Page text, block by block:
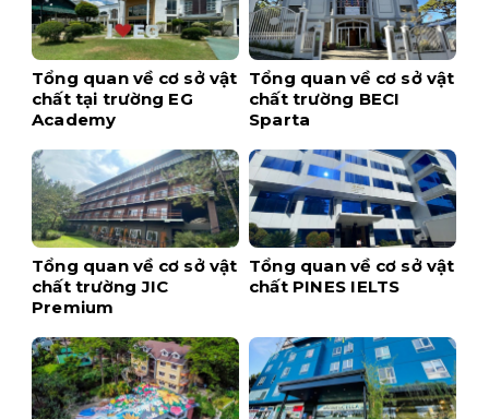
Tổng quan về cơ sở vật
chất tại trường EG
Academy
Tổng quan về cơ sở vật
chất trường BECI
Sparta
Tổng quan về cơ sở vật
chất trường JIC
Premium
Tổng quan về cơ sở vật
chất PINES IELTS